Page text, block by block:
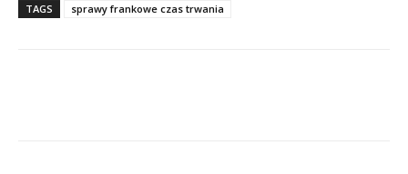
TAGS sprawy frankowe czas trwania